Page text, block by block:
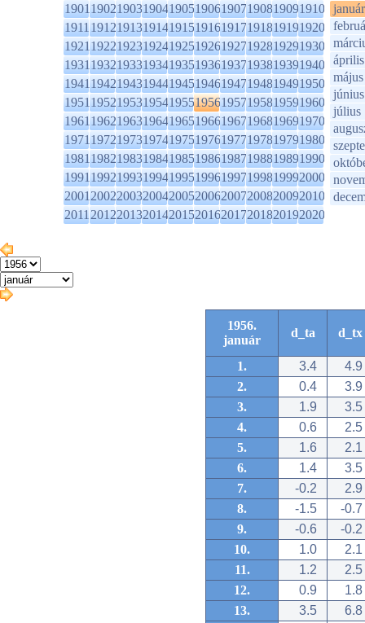
1901190219031904190519061907190819091910
1911191219131914191519161917191819191920
1921192219231924192519261927192819291930
1931193219331934193519361937193819391940
1941194219431944194519461947194819491950
1951195219531954195519561957195819591960
1961196219631964196519661967196819691970
1971197219731974197519761977197819791980
1981198219831984198519861987198819891990
1991199219931994199519961997199819992000
2001200220032004200520062007200820092010
2011201220132014201520162017201820192020
január
április
május
június
július
1956.
január
d_ta d_tx
1. 3.4
4.9
2.
0.4
3.9
3.
1.9
3.5
4.
0.6
2.5
5.
1.6
2.1
6.
1.4
3.5
7.
-0.2
2.9
8.
-1.5
-0.7
9.
-0.6
-0.2
10.
1.0
2.1
11.
1.2
2.5
12.
0.9
1.8
13.
3.5
6.8